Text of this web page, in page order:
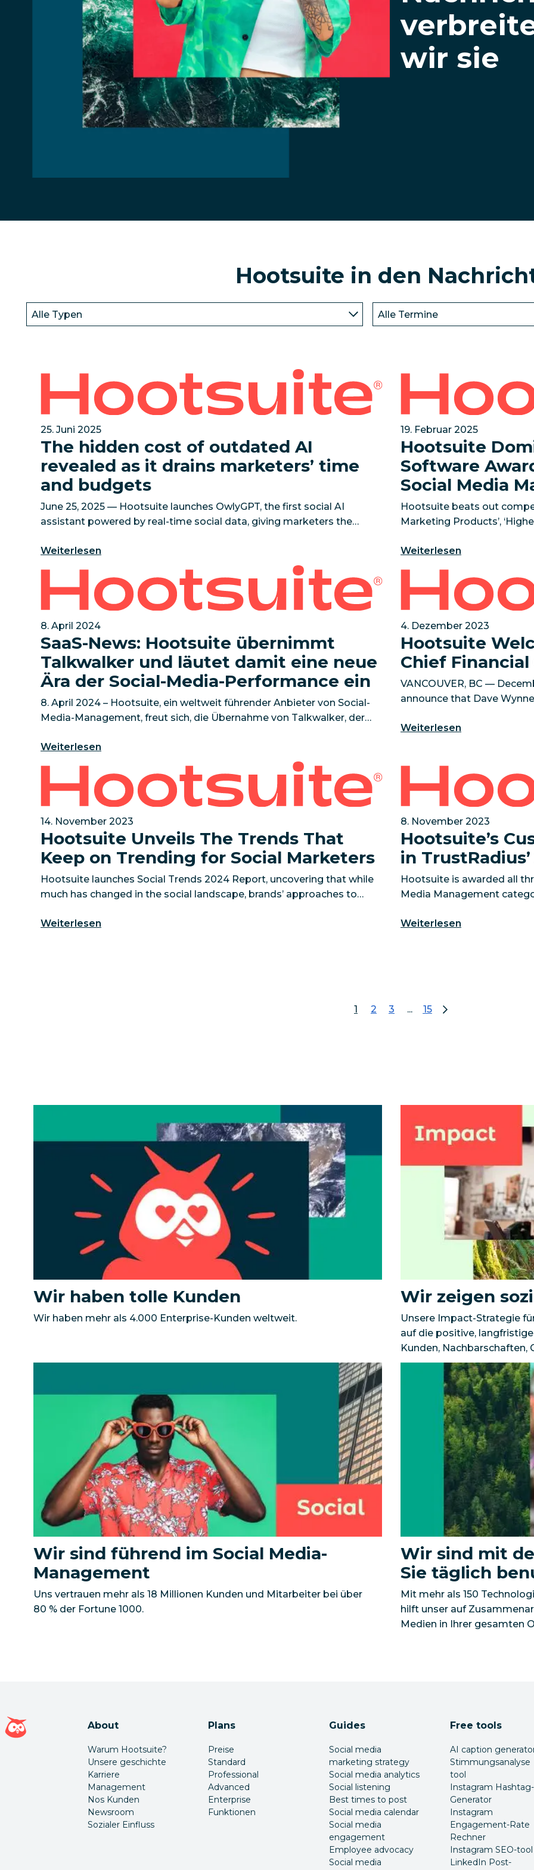
wir sie
Hootsuite in den
The hidden cost of outdated AI revealed as it drains marketers’ time and budgets June 25, 2025 —
25. Juni 2025
The hidden cost of outdated AI
revealed as it drains marketers’ time
and budgets
June 25, 2025 — Hootsuite launches OwlyGPT, the first social AI
assistant powered by real-time social data, giving marketers the
marketin
Weiterlesen
Hootsuite Dominates G2's
19. Februar 2025
Hootsuite
Software
Social Media
Hootsuite beats out
Marketing Products’,
bee
Weiterlesen
SaaS-News: Hootsuite übernimmt Talkwalker und läutet damit eine neue Ära der Social-Media-
8. April 2024
SaaS-News: Hootsuite übernimmt
Talkwalker und läutet damit eine neue
Ära der Social-Media-Performance ein
8. April 2024 – Hootsuite, ein weltweit führender Anbieter von Social-
Media-Management, freut sich, die Übernahme von Talkwalker, der
Weiterlesen
Hootsuite Welcomes Dave
4. Dezember 2023
Hootsuite
Chief
VANCOUVER, BC —
announce that Dave
leadership
Weiterlesen
Hootsuite Unveils The Trends That Keep on Trending for Social Marketers Hootsuite launches Social
14. November 2023
Hootsuite Unveils The Trends That
Keep on Trending for Social Marketers
Hootsuite launches Social Trends 2024 Report, uncovering that while
much has changed in the social landscape, brands’ approaches to
VANCOUVER, BC — November 14, 2023 — As the social
Weiterlesen
Hootsuite’s Customer
8. November 2023
Hootsuite’s
in
Hootsuite is awarded all
Media Management
Hoot
Weiterlesen
1Seite 1
2gehen Sie zur Seite 2
3gehen Sie zur Seite 3
... 15gehen Sie zur Seite 15
Wir haben tolle Kunden
Wir haben mehr als 4.000 Enterprise-Kunden weltweit.
Wir zeigen
Unsere Impact-Strategie
auf die positive,
Kunden,
Wir sind führend im Social Media-
Management
Uns vertrauen mehr als 18 Millionen Kunden und Mitarbeiter bei über
80 % der Fortune 1000.
Wir sind mit
Sie täglich
Mit mehr als 150
hilft unser auf
Medien in Ihrer gesamten
Hootsuite Homepage
About
Warum Hootsuite?
Unsere geschichte
Karriere
Management
Nos Kunden
Newsroom
Sozialer Einfluss
Plans
Preise
Standard
Professional
Advanced
Enterprise
Funktionen
Guides
Social media
marketing strategy
Social media analytics
Social listening
Best times to post
Social media calendar
Social media
engagement
Employee advocacy
Social media
Free tools
AI caption
Stimmungsanalyse
tool
Instagram Hashtag-
Generator
Instagram
Engagement-Rate
Rechner
Instagram SEO-tool
LinkedIn Post-